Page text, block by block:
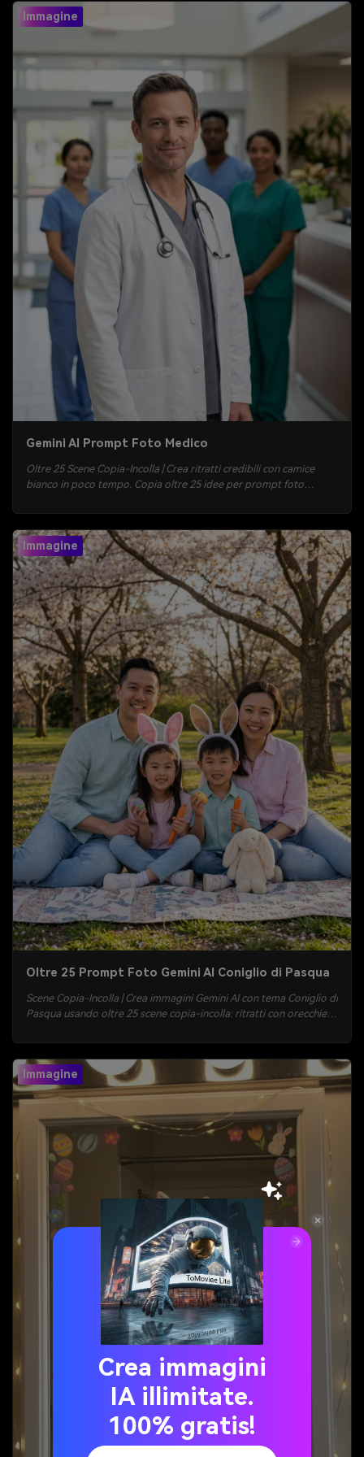
Immagine
Gemini AI Prompt Foto Medico
Oltre 25 Scene Copia-Incolla | Crea ritratti credibili con camice
bianco in poco tempo. Copia oltre 25 idee per prompt foto
chirurghi, ambienti di telemedicina e foto per il profilo LinkedIn.
Carica la tua immagine su Media.io e genera risultati fotorealistici
in pochi secondi.
Immagine
Oltre 25 Prompt Foto Gemini AI Coniglio di Pasqua
Scene Copia-Incolla | Crea immagini Gemini AI con tema Coniglio di
Pasqua usando oltre 25 scene copia-incolla: ritratti con orecchie
setup accoglienti in studio e atmosfera Polaroid. Carica una foto,
genera velocemente e scarica risultati pronti da condividere con
Media.io.
Immagine
Crea immagini
IA illimitate.
100% gratis!